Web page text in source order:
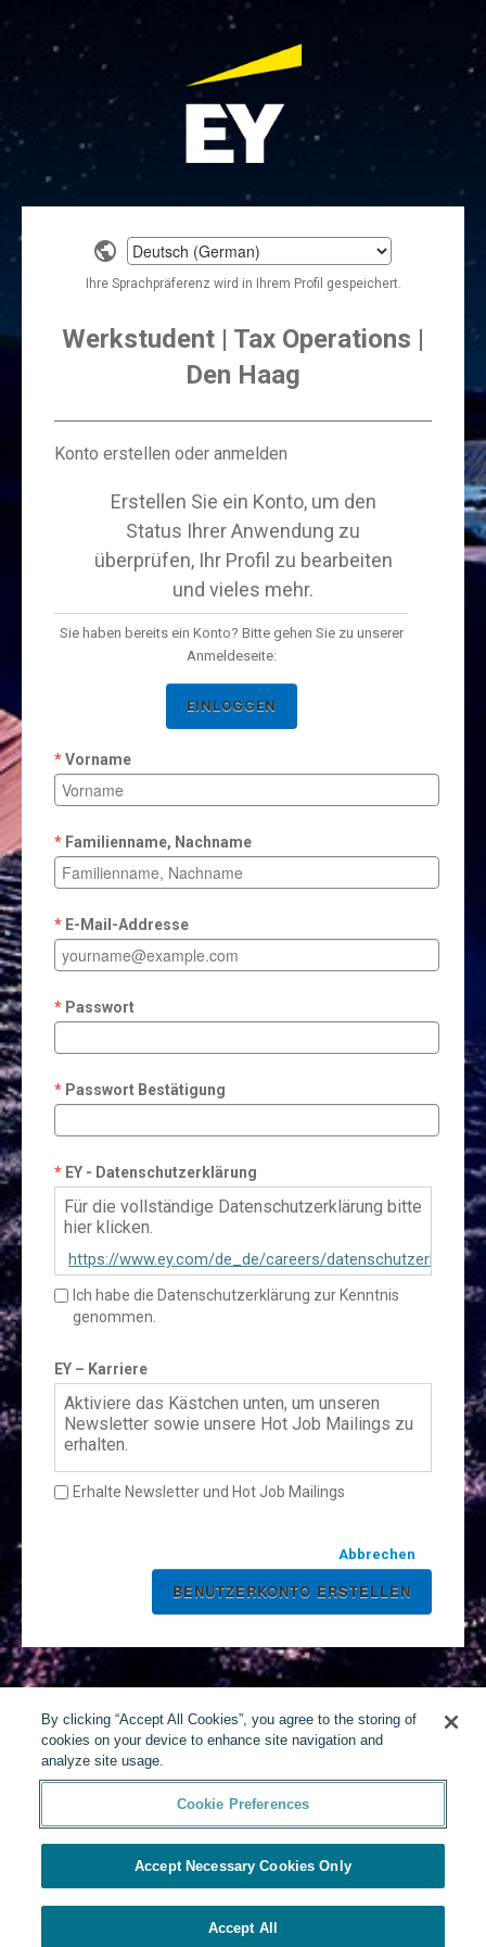
Select
a
language
Ihre Sprachpräferenz wird in Ihrem Profil gespeichert.
Werkstudent | Tax Operations |
Den Haag
Konto erstellen oder anmelden
Erstellen Sie ein Konto, um den
Status Ihrer Anwendung zu
überprüfen, Ihr Profil zu bearbeiten
und vieles mehr.
Sie haben bereits ein Konto? Bitte gehen Sie zu unserer
Anmeldeseite:
EINLOGGEN
Vorname
Familienname, Nachname
E-Mail-Addresse
Passwort
Passwort Bestätigung
EY - Datenschutzerklärung
Für die vollständige Datenschutzerklärung bitte
hier klicken.
https://www.ey.com/de_de/careers/
talent-community
Ich habe die Datenschutzerklärung zur Kenntnis
genommen.
EY – Karriere
Aktiviere das Kästchen unten, um unseren
Newsletter sowie unsere Hot Job Mailings zu
erhalten.
Erhalte Newsletter und Hot Job Mailings
Abbrechen
By clicking “Accept All Cookies”, you agree to the storing of
cookies on your device to enhance site navigation and
analyze site usage.
Cookie Preferences
Accept Necessary Cookies Only
Accept All